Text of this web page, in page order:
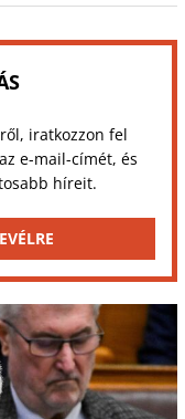
iratkozzon fel
e-mail-címét, és
híreit.